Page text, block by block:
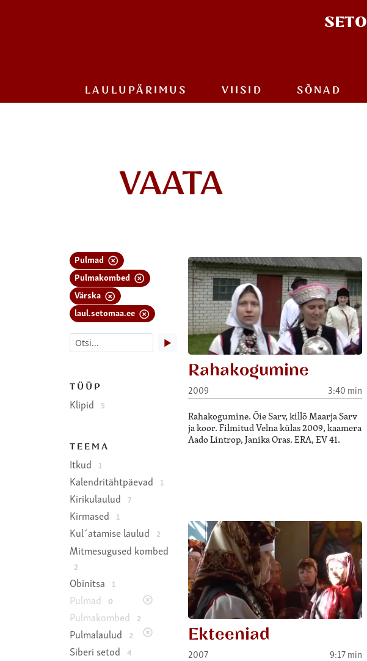
SETO
LAULU­PÄRIMUS VIISID SÕNAD
VAATA
Pulmad
Pulmakombed
Värska
laul.setomaa.ee
▶
TÜÜP
Klipid 5
TEEMA
Itkud 1
Kalendritähtpäevad 1
Kirikulaulud 7
Kirmased 1
Kul´atamise laulud 2
Mitmesugused kombed
2
Obinitsa 1
Pulmad 0
Pulmakombed 2
Pulmalaulud 2
Siberi setod 4
Rahakogumine
2009 3:40 min
Rahakogumine. Õie Sarv, killõ Maarja Sarv
ja koor. Filmitud Velna külas 2009, kaamera
Aado Lintrop, Janika Oras. ERA, EV 41.
Ekteeniad
2007
9:17 min